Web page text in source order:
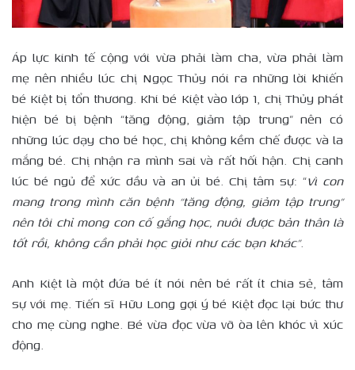
Áp lực kinh tế cộng với vừa phải làm cha, vừa phải làm
mẹ nên nhiều lúc chị Ngọc Thủy nói ra những lời khiến
bé Kiệt bị tổn thương. Khi bé Kiệt vào lớp 1, chị Thủy phát
hiện bé bị bệnh “tăng động, giảm tập trung” nên có
những lúc dạy cho bé học, chị không kềm chế được và la
mắng bé. Chị nhận ra mình sai và rất hối hận. Chị canh
lúc bé ngủ để xức dầu và an ủi bé. Chị tâm sự: “Vì con
mang trong mình căn bệnh “tăng động, giảm tập trung”
nên tôi chỉ mong con cố gắng học, nuôi được bản thân là
tốt rồi, không cần phải học giỏi như các bạn khác”.
Anh Kiệt là một đứa bé ít nói nên bé rất ít chia sẻ, tâm
sự với mẹ. Tiến sĩ Hữu Long gợi ý bé Kiệt đọc lại bức thư
cho mẹ cùng nghe. Bé vừa đọc vừa vỡ òa lên khóc vì xúc
động.